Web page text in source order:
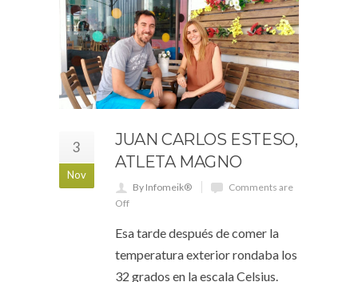
3
Nov
JUAN CARLOS ESTESO,
ATLETA MAGNO
By Infomeik®
Comments are
Off
Esa tarde después de comer la
temperatura exterior rondaba los
32 grados en la escala Celsius.